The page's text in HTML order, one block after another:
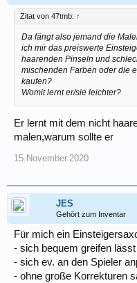
Zitat von 47tmb: ↑
Da fängt also jemand die
ich mir das preiswerte
haarenden Pinseln und
mischenden Farben oder die
kaufen?
Womit lernt er/sie leichter?
Er lernt mit dem nicht
malen,warum sollte er
15.November.2020
JES
Gehört zum Inventar
Für mich ein
- sich bequem greifen lässt
- sich ev. an den Spieler
- ohne große Korrekturen